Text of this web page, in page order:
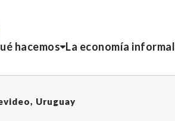
hacemos La economía informal
Uruguay